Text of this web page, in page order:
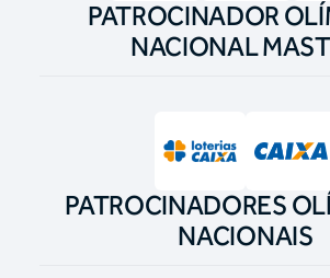
PATROCINADOR
NACIONAL
PATROCINADORES
NACIONAIS